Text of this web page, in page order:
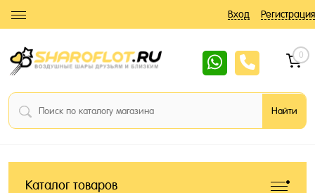
Вход Регистрация
0
Каталог товаров